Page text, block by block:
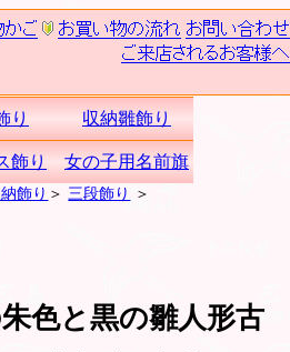
り 収納雛飾り
飾り 女の子用名前旗
飾り ＞ 三段飾り ＞
色と黒の雛人形古